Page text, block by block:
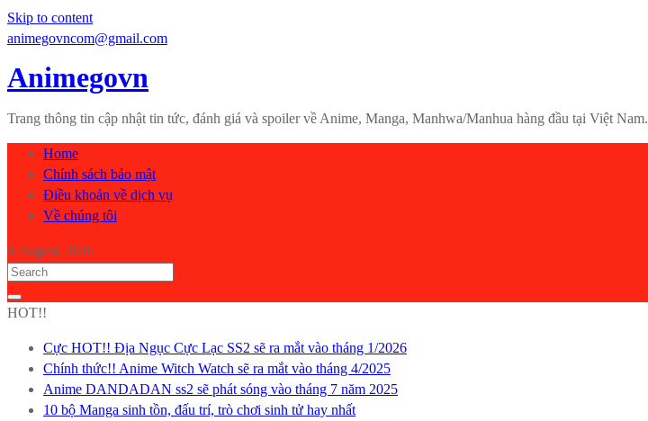
Skip to content
animegovncom@gmail.com
Animegovn
Trang thông tin cập nhật tin tức, đánh giá và spoiler về Anime, Manga, Manhwa/Manhua hàng đầu tại Việt Nam.
Home
Chính sách bảo mật
Điều khoản về dịch vụ
Về chúng tôi
8 August, 2026
HOT!!
Cực HOT!! Địa Ngục Cực Lạc SS2 sẽ ra mắt vào tháng 1/2026
Chính thức!! Anime Witch Watch sẽ ra mắt vào tháng 4/2025
Anime DANDADAN ss2 sẽ phát sóng vào tháng 7 năm 2025
10 bộ Manga sinh tồn, đấu trí, trò chơi sinh tử hay nhất